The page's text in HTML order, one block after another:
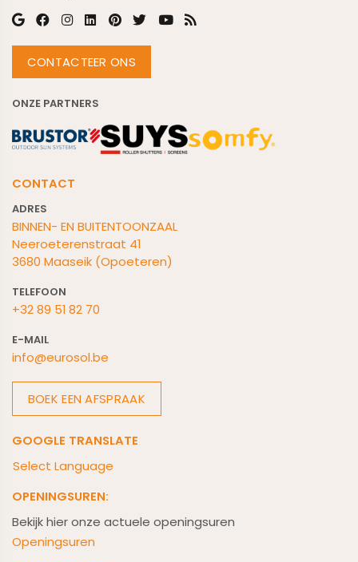
CONTACTEER ONS
ONZE PARTNERS
CONTACT
ADRES
BINNEN- EN BUITENTOONZAAL
Neeroeterenstraat 41
3680 Maaseik (Opoeteren)
TELEFOON
+32 89 51 82 70
E-MAIL
info@eurosol.be
BOEK EEN AFSPRAAK
GOOGLE TRANSLATE
Select Language
OPENINGSUREN:
Bekijk hier onze actuele openingsuren
Openingsuren